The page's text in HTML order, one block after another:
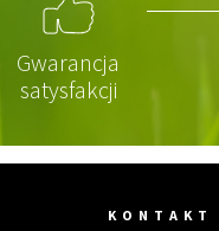
Gwarancja
satysfakcji
KONTAKT